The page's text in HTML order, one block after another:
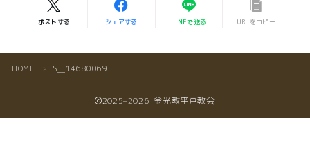
ポストする シェアする LINEで送る URLをコピー
HOME ＞ S__14680069
2025–2026 金光教平戸教会